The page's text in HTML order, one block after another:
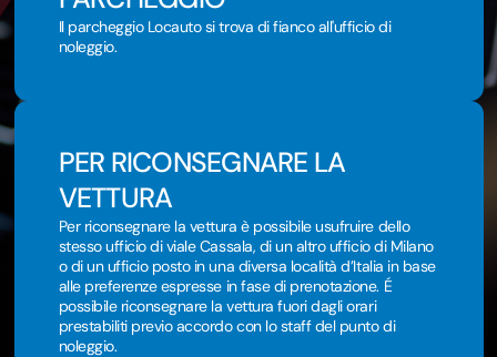
Il parcheggio Locauto si trova di fianco all'ufficio di
noleggio.
PER RICONSEGNARE LA
VETTURA
Per riconsegnare la vettura è possibile usufruire dello
stesso ufficio di viale Cassala, di un altro ufficio di Milano
o di un ufficio posto in una diversa località d’Italia in base
alle preferenze espresse in fase di prenotazione. É
possibile riconsegnare la vettura fuori dagli orari
prestabiliti previo accordo con lo staff del punto di
noleggio.